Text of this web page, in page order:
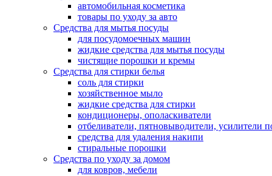
автомобильная косметика
товары по уходу за авто
Средства для мытья посуды
для посудомоечных машин
жидкие средства для мытья посуды
чистящие порошки и кремы
Средства для стирки белья
соль для стирки
хозяйственное мыло
жидкие средства для стирки
кондиционеры, ополаскиватели
отбеливатели, пятновыводители, усилители
средства для удаления накипи
стиральные порошки
Средства по уходу за домом
для ковров, мебели